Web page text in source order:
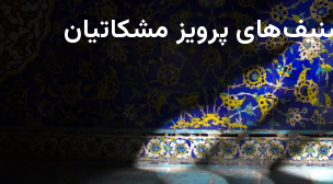
پرویز مشکاتیان